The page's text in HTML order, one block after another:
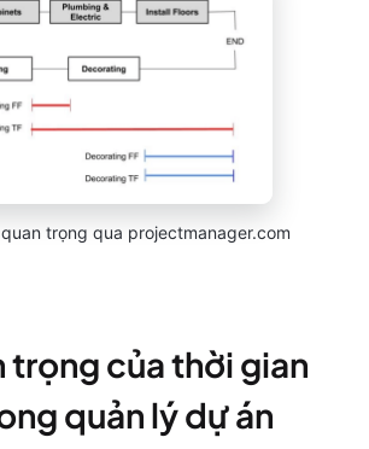
trọng qua projectmanager.com
trọng của thời gian
quản lý dự án